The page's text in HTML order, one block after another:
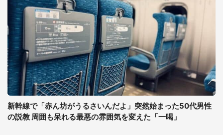
新幹線で「赤ん坊がうるさいんだよ」突然始まった50代男性
の説教 周囲も呆れる最悪の雰囲気を変えた「一喝」